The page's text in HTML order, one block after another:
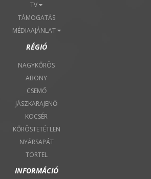
TV
TÁMOGATÁS
MÉDIAAJÁNLAT
RÉGIÓ
NAGYKŐRÖS
ABONY
CSEMŐ
JÁSZKARAJENŐ
KOCSÉR
KŐRÖSTETÉTLEN
NYÁRSAPÁT
TÖRTEL
INFORMÁCIÓ